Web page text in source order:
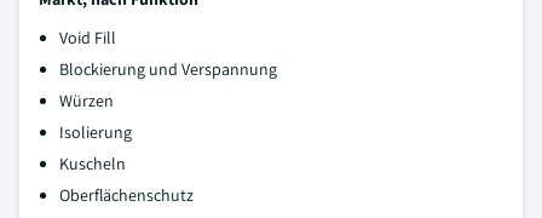
Void Fill
Blockierung und Verspannung
Würzen
Isolierung
Kuscheln
Oberflächenschutz